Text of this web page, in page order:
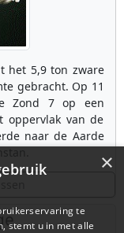
het 5,9 ton zware
gebracht. Op 11
Zond 7 op een
oppervlak van de
naar de Aarde
×
te
stemt u in met alle